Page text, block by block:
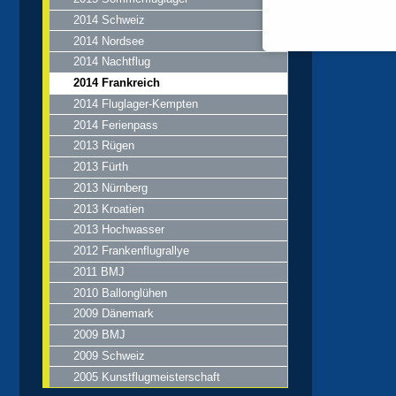
2014 Schweiz
2014 Nordsee
2014 Nachtflug
2014 Frankreich
2014 Fluglager-Kempten
2014 Ferienpass
2013 Rügen
2013 Fürth
2013 Nürnberg
2013 Kroatien
2013 Hochwasser
2012 Frankenflugrallye
2011 BMJ
2010 Ballonglühen
2009 Dänemark
2009 BMJ
2009 Schweiz
2005 Kunstflugmeisterschaft
2011 BMJ
2010 Ballonglühen
2009 Dänemark
2009 Schweiz
2005 Kunstflugmeisterschaft